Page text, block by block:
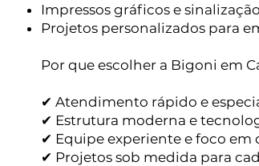
Impressos gráficos e
Projetos personalizados para
Por que escolher a Bigoni em
✔ Atendimento rápido e
✔ Estrutura moderna e
✔ Equipe experiente e foco em
✔ Projetos sob medida para